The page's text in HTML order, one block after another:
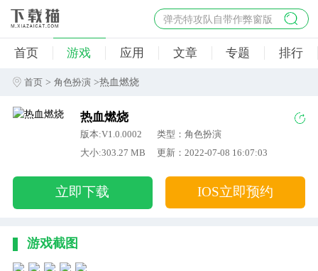
弹壳特攻队自带作弊窗版
杀手47行动
地狱幸存者破解版
首页 游戏 应用 文章 专题 排行
首页 >角色扮演 >热血燃烧
热血燃烧
版本:V1.0.0002
类型：角色扮演
大小:303.27 MB
更新：2022-07-08 16:07:03
立即下载 IOS立即预约
游戏截图